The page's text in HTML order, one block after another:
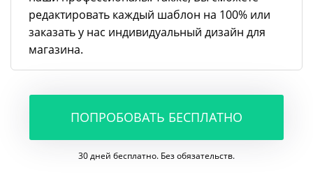
редактировать каждый шаблон на 100% или
заказать у нас индивидуальный дизайн для
магазина.
ПОПРОБОВАТЬ БЕСПЛАТНО
30 дней бесплатно. Без обязательств.